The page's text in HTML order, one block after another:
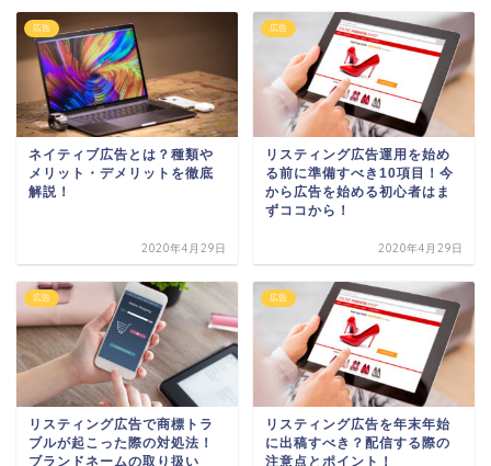
広告
ネイティブ広告とは？種類や
メリット・デメリットを徹底
解説！
2020年4月29日
広告
リスティング広告運用を始め
る前に準備すべき10項目！今
から広告を始める初心者はま
ずココから！
2020年4月29日
広告
リスティング広告で商標トラ
ブルが起こった際の対処法！
ブランドネームの取り扱い
広告
リスティング広告を年末年始
に出稿すべき？配信する際の
注意点とポイント！